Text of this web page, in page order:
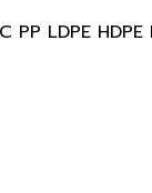
LDPE HDPE